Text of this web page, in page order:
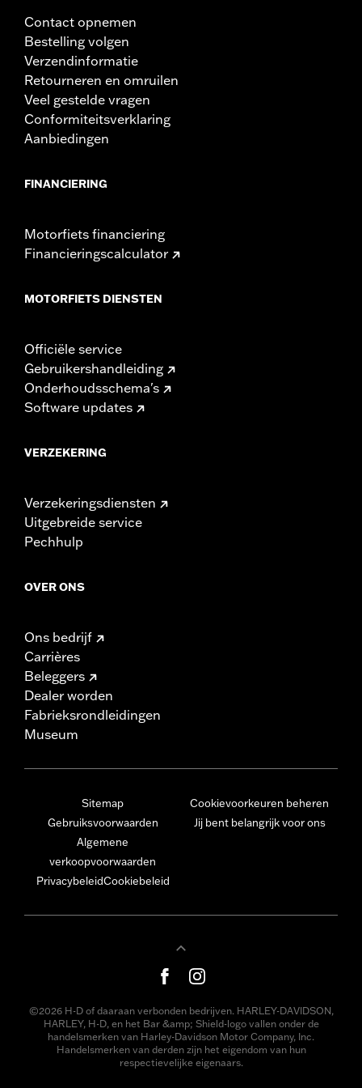
Contact opnemen
Bestelling volgen
Verzendinformatie
Retourneren en omruilen
Veel gestelde vragen
Conformiteitsverklaring
Aanbiedingen
FINANCIERING
Motorfiets financiering
Financieringscalculator
MOTORFIETS DIENSTEN
Officiële service
Gebruikershandleiding
Onderhoudsschema's
Software updates
VERZEKERING
Verzekeringsdiensten
Uitgebreide service
Pechhulp
OVER ONS
Ons bedrijf
Carrières
Beleggers
Dealer worden
Fabrieksrondleidingen
Museum
Sitemap
Gebruiksvoorwaarden
Algemene
verkoopvoorwaarden
PrivacybeleidCookiebeleid
Cookievoorkeuren beheren
Jij bent belangrijk voor ons
©2026 H-D of daaraan verbonden bedrijven. HARLEY-DAVIDSON,
HARLEY, H-D, en het Bar &amp; Shield-logo vallen onder de
handelsmerken van Harley-Davidson Motor Company, Inc.
Handelsmerken van derden zijn het eigendom van hun
respectievelijke eigenaars.